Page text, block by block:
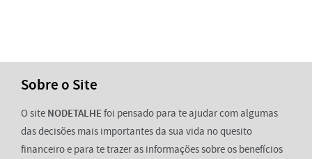
Sobre o Site
O site NODETALHEfoi pensado para te ajudar com algumas
das decisões mais importantes da sua vida no quesito
financeiro e para te trazer as informações sobre os benefícios